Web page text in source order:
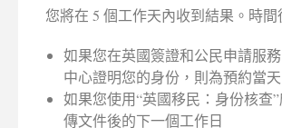
您將在 5 個工作天內收到結果。時間
如果您在英國簽證和公民申請服
中心證明您的身份，則為預約當天
如果您使用“英國移民：身份核查
傳文件後的下一個工作日